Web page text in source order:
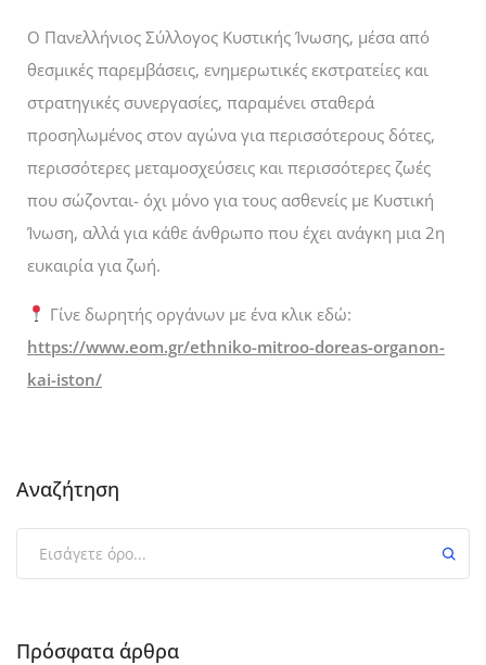
Ο Πανελλήνιος Σύλλογος Κυστικής Ίνωσης, μέσα από
θεσμικές παρεμβάσεις, ενημερωτικές εκστρατείες και
στρατηγικές συνεργασίες, παραμένει σταθερά
προσηλωμένος στον αγώνα για περισσότερους δότες,
περισσότερες μεταμοσχεύσεις και περισσότερες ζωές
που σώζονται- όχι μόνο για τους ασθενείς με Κυστική
Ίνωση, αλλά για κάθε άνθρωπο που έχει ανάγκη μια 2η
ευκαιρία για ζωή.
Γίνε δωρητής οργάνων με ένα κλικ εδώ:
https://www.eom.gr/ethniko-mitroo-doreas-organon-
kai-iston/
Αναζήτηση
Πρόσφατα άρθρα